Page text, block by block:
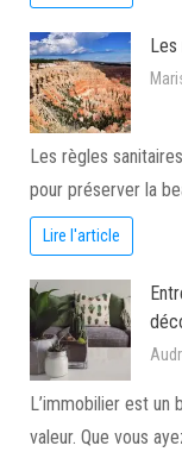
Les
Les règles
pour préserver la
Lire l'article
L’immobilier est un
valeur. Que vous